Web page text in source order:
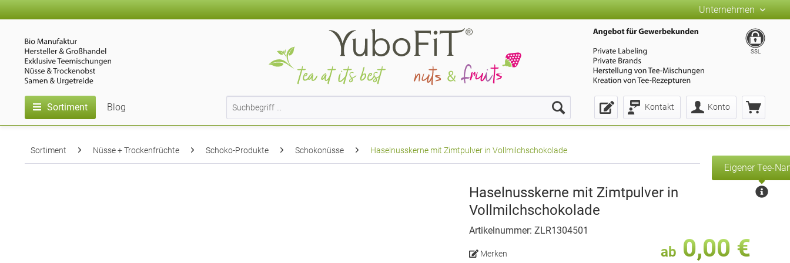
Unternehmen
Kontakt Konto
SSL
Sortiment Blog
Sortiment Nüsse + Trockenfrüchte Schoko-Produkte Schokonüsse Haselnusskerne mit Zimtpulver in Vollmilchschokolade
Haselnusskerne mit Zimtpulver in
Vollmilchschokolade
Eigener Tee-
Artikelnummer: ZLR1304501
ab 0,00 €
Merken